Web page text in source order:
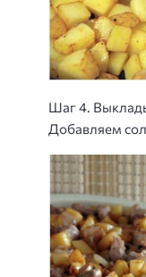
Шаг 4.
Добавляем